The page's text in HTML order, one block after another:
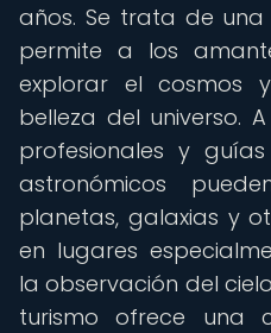
años. Se trata de una
permite a los
explorar el cosmos
belleza del universo.
profesionales y
astronómicos
planetas, galaxias y
en lugares
la observación del
turismo ofrece una